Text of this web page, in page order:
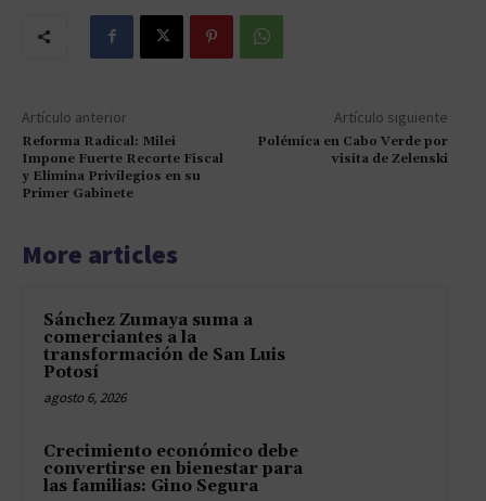
Artículo anterior
Reforma Radical: Milei
Impone Fuerte Recorte Fiscal
y Elimina Privilegios en su
Primer Gabinete
Artículo siguiente
Polémica en Cabo Verde por
visita de Zelenski
More articles
Sánchez Zumaya suma a
comerciantes a la
transformación de San Luis
Potosí
agosto 6, 2026
Crecimiento económico debe
convertirse en bienestar para
las familias: Gino Segura